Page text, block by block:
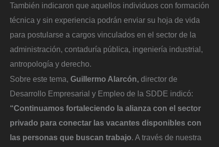
También indicaron que aquellos individuos con formación
técnica y sin experiencia podrán enviar su hoja de vida
para postularse a cargos vinculados en el sector de la
administración, contaduría pública, ingeniería industrial,
antropología y derecho.
Sobre este tema, Guillermo Alarcón, director de
Desarrollo Empresarial y Empleo de la SDDE indicó:
“Continuamos fortaleciendo la alianza con el sector
privado para conectar las vacantes disponibles con
las personas que buscan trabajo. A través de nuestra